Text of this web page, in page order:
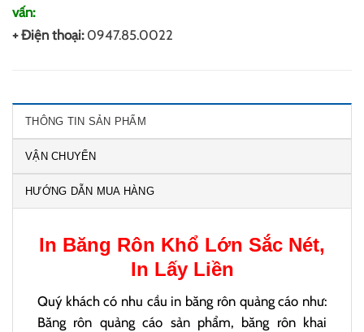
vấn:
+ Điện thoại: 0947.85.0022
THÔNG TIN SẢN PHẨM
VẬN CHUYỂN
HƯỚNG DẪN MUA HÀNG
In Băng Rôn Khổ Lớn Sắc Nét,
In Lấy Liền
Quý khách có nhu cầu in băng rôn quảng cáo như:
Băng rôn quảng cáo sản phẩm, băng rôn khai